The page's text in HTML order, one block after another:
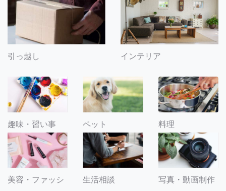
引っ越し インテリア
趣味・習い事 ペット 料理
美容・ファッシ
生活相談 写真・動画制作